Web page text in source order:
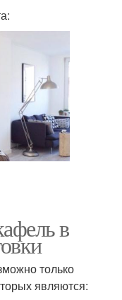
в
только
являются: